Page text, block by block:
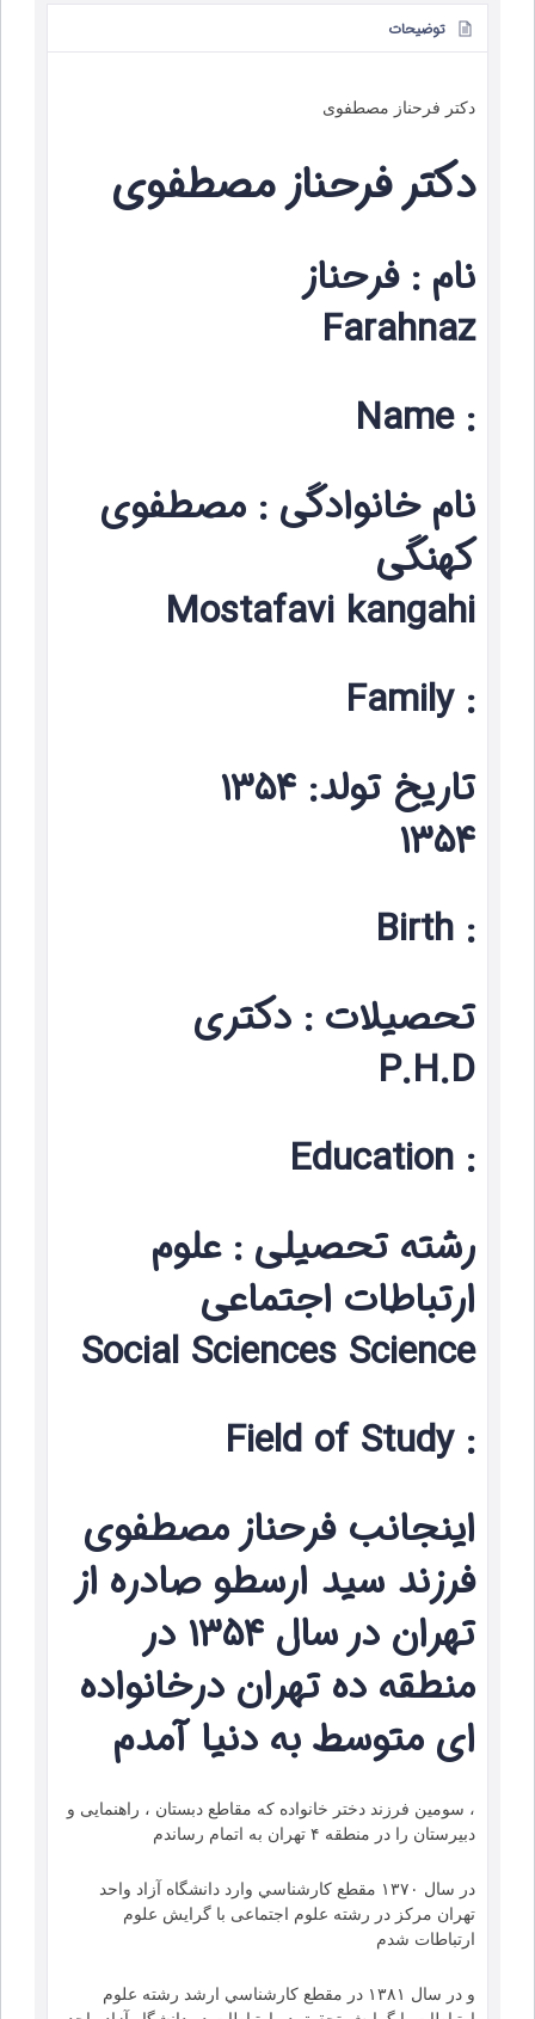
توضیحات
دکتر فرحناز مصطفوی
دکتر فرحناز مصطفوی
نام : فرحناز
Farahnaz
: Name
نام خانوادگی : مصطفوی
کهنگی
Mostafavi kangahi
: Family
تاریخ تولد: ۱۳۵۴
۱۳۵۴
: Birth
تحصیلات : دکتری
P.H.D
: Education
رشته تحصیلی : علوم
ارتباطات اجتماعي
Social Sciences Science
: Field of Study
اينجانب فرحناز مصطفوي
فرزند سيد ارسطو صادره از
تهران در سال ۱۳۵۴ در
منطقه ده تهران درخانواده
ای متوسط به دنیا آمدم
، سومین فرزند دختر خانواده که مقاطع دبستان ، راهنمایی و
دبیرستان را در منطقه ۴ تهران به اتمام رساندم
در سال ۱۳۷۰ مقطع كارشناسي وارد دانشگاه آزاد واحد
تهران مركز در رشته علوم اجتماعی با گرایش علوم
ارتباطات شدم
و در سال ۱۳۸۱ در مقطع كارشناسي ارشد رشته علوم